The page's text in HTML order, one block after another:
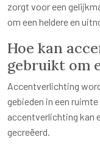
zorgt voor een
om een heldere en
Hoe kan
gebruikt om
Accentverlichting
gebieden in een
accentverlichting kan
gecreëerd.